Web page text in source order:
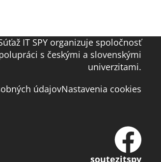
IT SPY organizuje spoločnosť
s českými a slovenskými
univerzitami.
údajovNastavenia cookies
soutezitspy